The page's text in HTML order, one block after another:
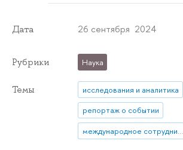
Дата 26 сентября 2024
Рубрики Наука
Темы
исследования и аналитика
репортаж о событии
международное сотрудничество